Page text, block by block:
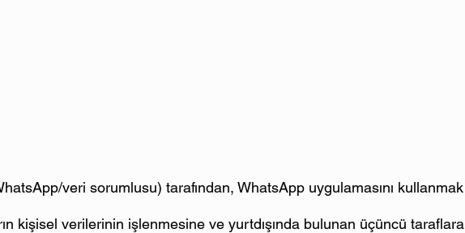
veri sorumlusu) tarafından, WhatsApp uygulamasını kullanmak
kişisel verilerinin işlenmesine ve yurtdışında bulunan üçüncü taraflara